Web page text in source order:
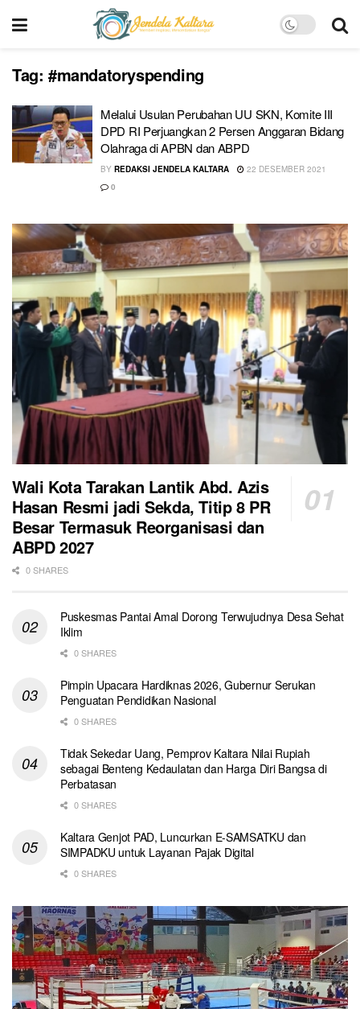
Tag: #mandatoryspending
Melalui Usulan Perubahan UU SKN, Komite III
DPD RI Perjuangkan 2 Persen Anggaran Bidang
Olahraga di APBN dan ABPD
BY REDAKSI JENDELA KALTARA
22 DESEMBER 2021
0
Wali Kota Tarakan Lantik Abd. Azis
Hasan Resmi jadi Sekda, Titip 8 PR
Besar Termasuk Reorganisasi dan
ABPD 2027
0 SHARES
Puskesmas Pantai Amal Dorong Terwujudnya Desa Sehat
Iklim
0 SHARES
Pimpin Upacara Hardiknas 2026, Gubernur Serukan
Penguatan Pendidikan Nasional
0 SHARES
Tidak Sekedar Uang, Pemprov Kaltara Nilai Rupiah
sebagai Benteng Kedaulatan dan Harga Diri Bangsa di
Perbatasan
0 SHARES
Kaltara Genjot PAD, Luncurkan E-SAMSATKU dan
SIMPADKU untuk Layanan Pajak Digital
0 SHARES